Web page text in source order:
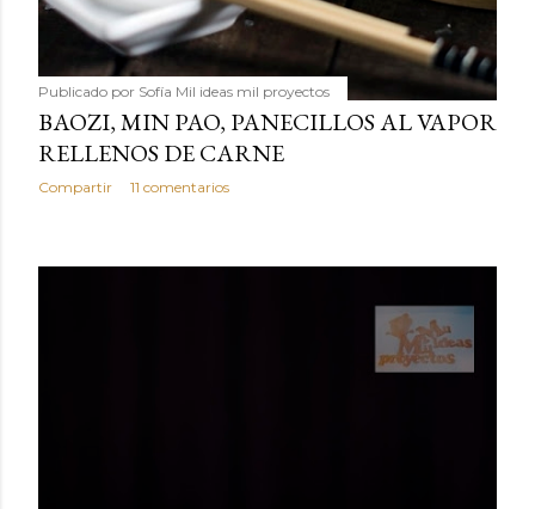
Publicado por Sofía Mil ideas mil proyectos
BAOZI, MIN PAO, PANECILLOS AL VAPOR
RELLENOS DE CARNE
Compartir 11 comentarios